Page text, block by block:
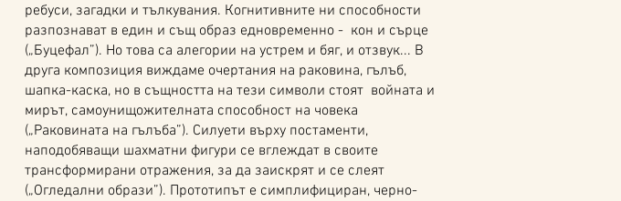
ребуси, загадки и тълкувания. Когнитивните ни способности
разпознават в един и същ образ едновременно - кон и сърце
(„Буцефал”). Но това са алегории на устрем и бяг, и отзвук... В
друга композиция виждаме очертания на раковина, гълъб,
шапка-каска, но в същността на тези символи стоят войната и
мирът, самоунищожителната способност на човека
(„Раковината на гълъба”). Силуети върху постаменти,
наподобяващи шахматни фигури се вглеждат в своите
трансформирани отражения, за да заискрят и се слеят
(„Огледални образи”). Прототипът е симплифициран, черно-